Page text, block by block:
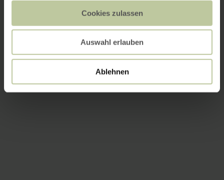
Cookies zulassen
Auswahl erlauben
Ablehnen